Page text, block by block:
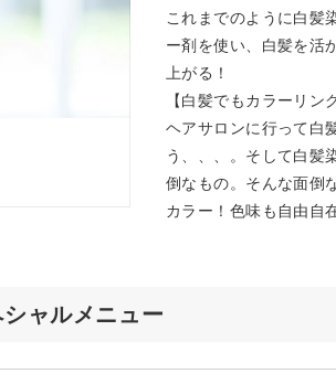
これまでのように白髪
ー剤を使い、白髪を活
上がる！
【白髪でもカラーリン
ヘアサロンに行って白
う、、、。そして白髪
倒なもの。そんな面倒
カラー！色味も自由自
ャルメニュー